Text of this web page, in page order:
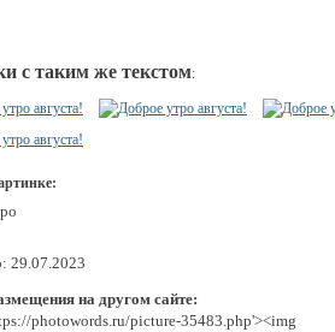
с таким же текстом:
29.07.2023
на другом сайте:
photowords.ru/picture-35483.php'><img